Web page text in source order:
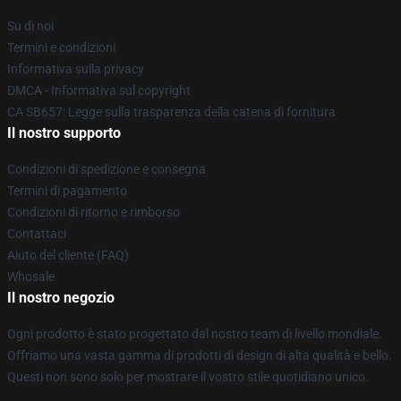
Su di noi
Termini e condizioni
Informativa sulla privacy
DMCA - Informativa sul copyright
CA SB657: Legge sulla trasparenza della catena di fornitura
Il nostro supporto
Condizioni di spedizione e consegna
Termini di pagamento
Condizioni di ritorno e rimborso
Contattaci
Aiuto del cliente (FAQ)
Whosale
Il nostro negozio
Ogni prodotto è stato progettato dal nostro team di livello mondiale.
Offriamo una vasta gamma di prodotti di design di alta qualità e bello.
Questi non sono solo per mostrare il vostro stile quotidiano unico.